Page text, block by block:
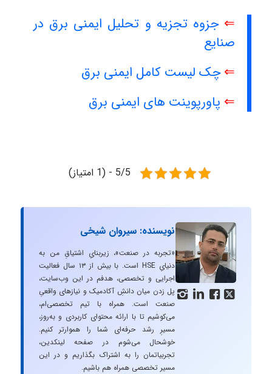
⇐جزوه تجزیه و تحلیل ایمنی برق در
صنایع
⇐چک لیست کامل ایمنی برق
⇐ پاورپوینت های ایمنی برق
5/5 - (1 امتیاز)
   
نویسنده: سیروان شیخی
«تجربه در صنعت»، زیربنایِ اشتیاقِ من به
دنیایِ HSE است. با بیش از ۱۳ سال فعالیت
اجرایی و تخصصی، هدفم در این وب‌سایت،
پل زدن میان دانشِ آکادمیک و نیازهای واقعیِ
صنعت است. همراه با تیم تخصصی‌ام،
می‌کوشیم تا با ارائه محتوای کاربردی و به‌روز،
مسیرِ رشد حرفه‌ای شما را هموارتر کنیم.
خوشحال می‌شوم در صفحه لینکدین،
تجربیاتمان را به اشتراک بگذاریم و در این
مسیر تخصصی همراه هم باشیم.